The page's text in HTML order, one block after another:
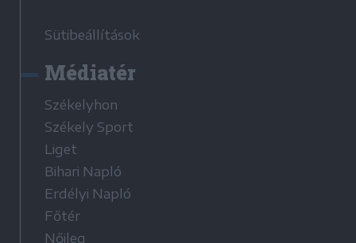
Sütibeállítások
Médiatér
Székelyhon
Székely Sport
Liget
Bihari Napló
Erdélyi Napló
Főtér
Nőileg